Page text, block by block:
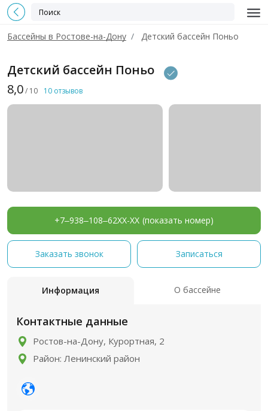
Бассейны в Ростове-на-Дону Детский бассейн Поньо
Детский бассейн Поньо
8,0/ 10 10 отзывов
+7‒938‒108‒62XX-XX (показать номер)
Заказать звонок Записаться
Информация О бассейне
Контактные данные
Ростов-на-Дону, Курортная, 2
Район: Ленинский район